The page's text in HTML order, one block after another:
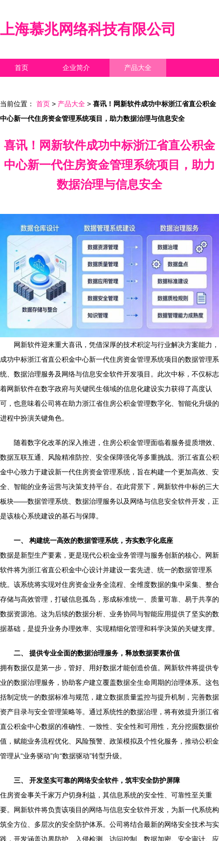
上海慕兆网络科技有限公司
首页 企业简介 产品大全
当前位置： 首页 > 产品大全 > 喜讯！网新软件成功中标浙江省直公积金
中心新一代住房资金管理系统项目，助力数据治理与信息安全
喜讯！网新软件成功中标浙江省直公积金
中心新一代住房资金管理系统项目，助力
数据治理与信息安全
网新软件迎来重大喜讯，凭借深厚的技术积淀与行业解决方案能力，
成功中标浙江省直公积金中心新一代住房资金管理系统项目的数据管理系
统、数据治理服务及网络与信息安全软件开发项目。此次中标，不仅标志
着网新软件在数字政府与关键民生领域的信息化建设实力获得了高度认
可，也意味着公司将在助力浙江省住房公积金管理数字化、智能化升级的
进程中扮演关键角色。
随着数字化改革的深入推进，住房公积金管理面临着服务提质增效、
数据互联互通、风险精准防控、安全保障强化等多重挑战。浙江省直公积
金中心致力于建设新一代住房资金管理系统，旨在构建一个更加高效、安
全、智能的业务运营与决策支持平台。在此背景下，网新软件中标的三大
板块——数据管理系统、数据治理服务以及网络与信息安全软件开发，正
是该核心系统建设的基石与保障。
一、 构建统一高效的数据管理系统，夯实数字化底座
数据是新型生产要素，更是现代公积金业务管理与服务创新的核心。网新
软件将为浙江省直公积金中心设计并建设一套先进、统一的数据管理系
统。该系统将实现对住房资金业务全流程、全维度数据的集中采集、整合
存储与高效管理，打破信息孤岛，形成标准统一、质量可靠、易于共享的
数据资源池。这为后续的数据分析、业务协同与智能应用提供了坚实的数
据基础，是提升业务办理效率、实现精细化管理和科学决策的关键支撑。
二、 提供专业全面的数据治理服务，释放数据要素价值
拥有数据仅是第一步，管好、用好数据才能创造价值。网新软件将提供专
业的数据治理服务，协助客户建立覆盖数据全生命周期的治理体系。这包
括制定统一的数据标准与规范，建立数据质量监控与提升机制，完善数据
资产目录与安全管理策略等。通过系统性的数据治理，将有效提升浙江省
直公积金中心数据的准确性、一致性、安全性和可用性，充分挖掘数据价
值，赋能业务流程优化、风险预警、政策模拟及个性化服务，推动公积金
管理从“业务驱动”向“数据驱动”转型升级。
三、 开发坚实可靠的网络安全软件，筑牢安全防护屏障
住房资金事关千家万户切身利益，其信息系统的安全性、可靠性至关重
要。网新软件将负责该项目的网络与信息安全软件开发，为新一代系统构
筑全方位、多层次的安全防护体系。公司将结合最新的网络安全技术与实
践，开发涵盖边界防护、入侵检测、访问控制、数据加密、安全审计、应